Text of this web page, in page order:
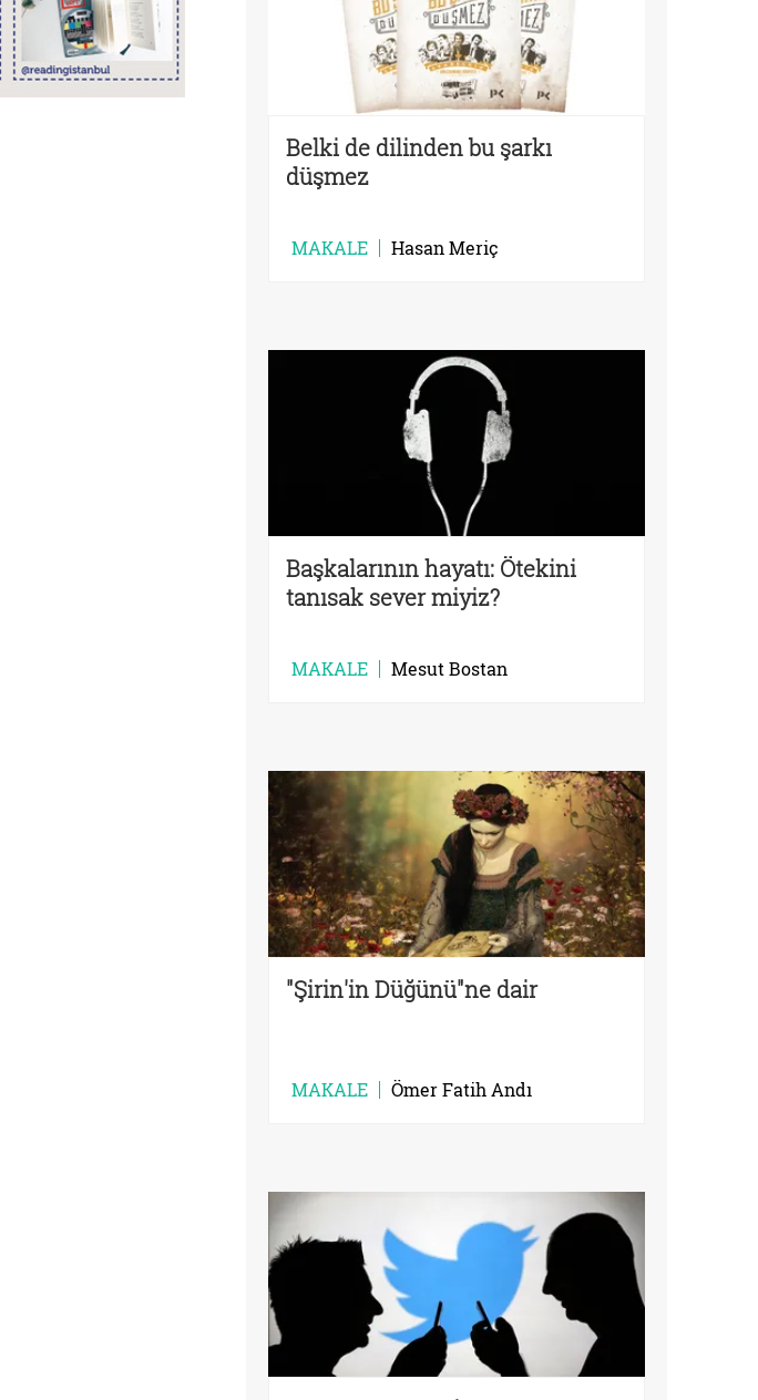
Belki de dilinden bu şarkı
düşmez
MAKALE Hasan Meriç
Başkalarının hayatı: Ötekini
tanısak sever miyiz?
MAKALE Mesut Bostan
"Şirin'in Düğünü"ne dair
MAKALE Ömer Fatih Andı